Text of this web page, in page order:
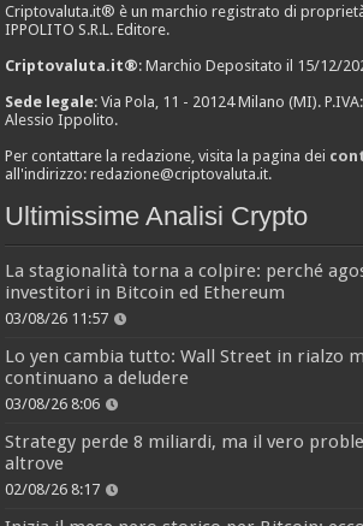
Criptovaluta.it® è un marchio registrato di proprietà
IPPOLITO S.R.L. Editore.
Criptovaluta.it®: Marchio Depositato il 15/12/
Sede legale: Via Pola, 11 - 20124 Milano (MI).
Alessio Ippolito.
Per contattare la redazione, visita la pagina dei
all'indirizzo:redazione@criptovaluta.it.
Ultimissime Analisi Crypto
La stagionalità torna a colpire: perché
investitori in Bitcoin ed Ethereum
03/08/26 11:57
Lo yen cambia tutto: Wall Street in rialzo
continuano a deludere
03/08/26 8:06
Strategy perde 8 miliardi, ma il vero
altrove
02/08/26 8:17